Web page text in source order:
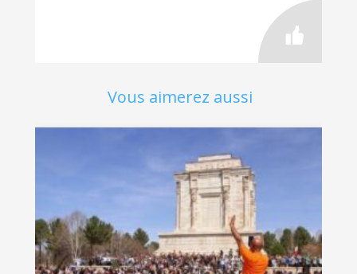
Vous aimerez aussi